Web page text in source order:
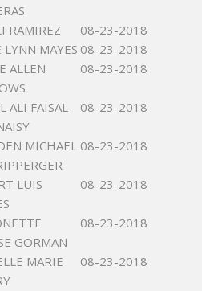
RAMIREZ
08-23-2018
LYNN MAYES 08-23-2018
ALLEN
08-23-2018
ALI FAISAL
08-23-2018
MICHAEL 08-23-2018
LUIS
08-23-2018
GORMAN
08-23-2018
MARIE
08-23-2018